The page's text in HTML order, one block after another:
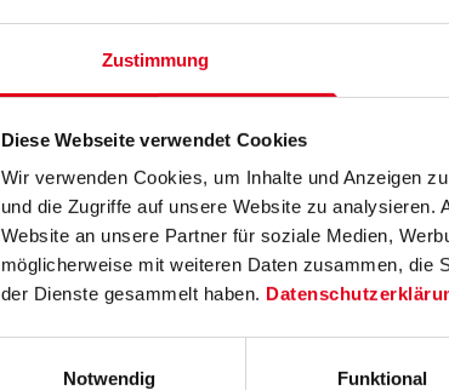
Zustimmung
Diese Webseite verwendet Cookies
Wir verwenden Cookies, um Inhalte und Anzeigen
und die Zugriffe auf unsere Website zu
Website an unsere Partner für soziale Medien,
möglicherweise mit weiteren Daten zusammen, die
der Dienste gesammelt haben.
Notwendig
Funktional